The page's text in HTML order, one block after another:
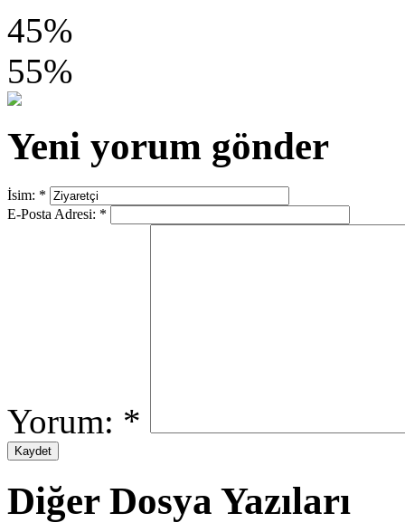
45%
55%
Yeni yorum gönder
İsim: *
E-Posta Adresi: *
Yorum: *
Diğer Dosya Yazıları